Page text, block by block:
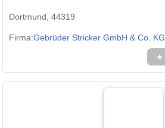
Dortmund, 44319
Firma:Gebrüder Stricker GmbH & Co. KG
★